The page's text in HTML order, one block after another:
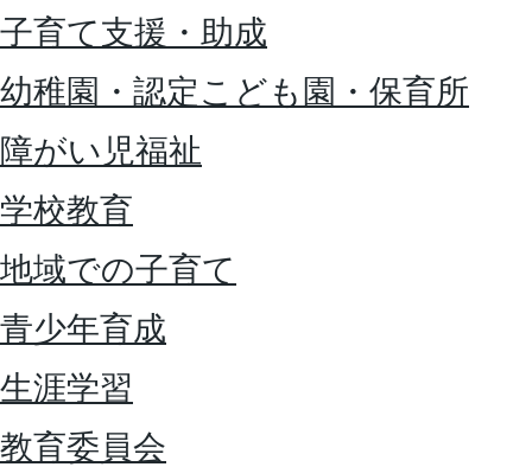
子育て支援・助成
幼稚園・認定こども園・保育所
障がい児福祉
学校教育
地域での子育て
青少年育成
生涯学習
教育委員会